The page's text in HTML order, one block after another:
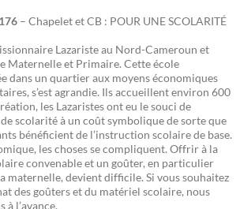
– Chapelet et CB : POUR UNE SCOLARITÉ
Lazariste au Nord-Cameroun et
Maternelle et Primaire. Cette école
dans un quartier aux moyens économiques
s’est agrandie. Ils accueillent environ 600
les Lazaristes ont eu le souci de
scolarité à un coût symbolique de sorte que
bénéficient de l’instruction scolaire de base.
les choses se compliquent. Offrir à la
convenable et un goûter, en particulier
maternelle, devient difficile. Si vous souhaitez
des goûters et du matériel scolaire, nous
à l’avance.